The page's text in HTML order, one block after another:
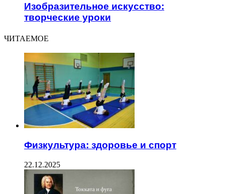
Изобразительное искусство:
творческие уроки
ЧИТАЕМОЕ
Физкультура: здоровье и спорт
22.12.2025